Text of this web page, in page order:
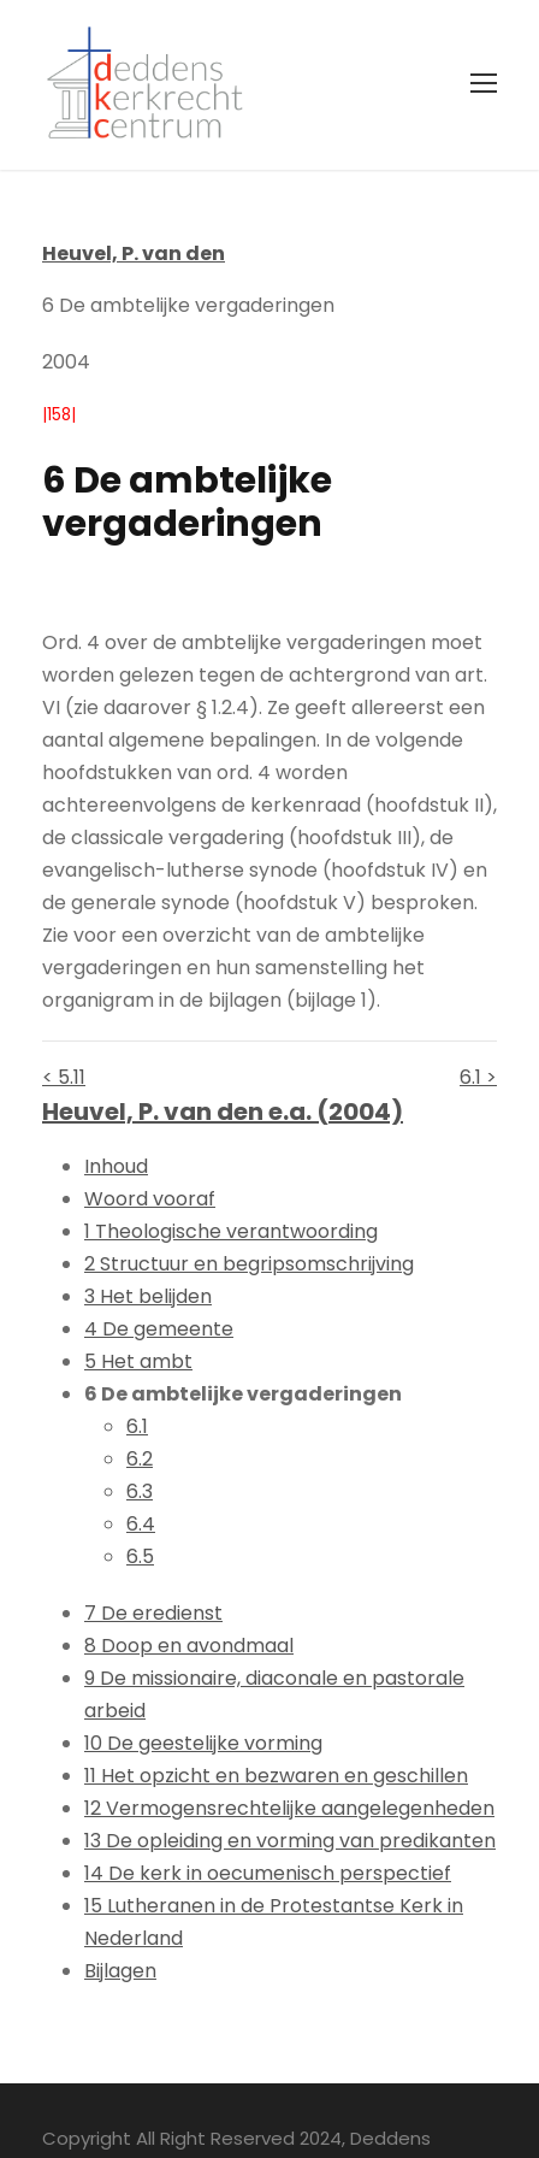
Heuvel, P. van den
6 De ambtelijke vergaderingen
2004
|158|
6 De ambtelijke
vergaderingen
Ord. 4 over de ambtelijke vergaderingen moet
worden gelezen tegen de achtergrond van art.
VI (zie daarover § 1.2.4). Ze geeft allereerst een
aantal algemene bepalingen. In de volgende
hoofdstukken van ord. 4 worden
achtereenvolgens de kerkenraad (hoofdstuk II),
de classicale vergadering (hoofdstuk III), de
evangelisch-lutherse synode (hoofdstuk IV) en
de generale synode (hoofdstuk V) besproken.
Zie voor een overzicht van de ambtelijke
vergaderingen en hun samenstelling het
organigram in de bijlagen (bijlage 1).
< 5.11 6.1 >
Heuvel, P. van den e.a. (2004)
Inhoud
Woord vooraf
1 Theologische verantwoording
2 Structuur en begripsomschrijving
3 Het belijden
4 De gemeente
5 Het ambt
6 De ambtelijke vergaderingen
6.1
6.2
6.3
6.4
6.5
7 De eredienst
8 Doop en avondmaal
9 De missionaire, diaconale en pastorale
arbeid
10 De geestelijke vorming
11 Het opzicht en bezwaren en geschillen
12 Vermogensrechtelijke aangelegenheden
13 De opleiding en vorming van predikanten
14 De kerk in oecumenisch perspectief
15 Lutheranen in de Protestantse Kerk in
Nederland
Bijlagen
Copyright All Right Reserved 2024, Deddens